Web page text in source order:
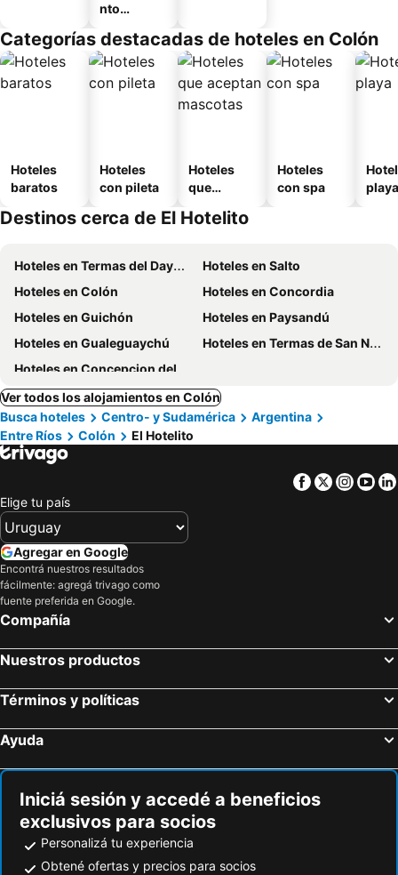
nto
Categorías destacadas de hoteles en Colón
Hoteles
baratos
Hoteles
con pileta
Hoteles
que
mascotas
Hoteles
con spa
playa
Destinos cerca de El Hotelito
Hoteles en Termas del Dayman
Hoteles en Salto
Hoteles en Colón
Hoteles en Concordia
Hoteles en Guichón
Hoteles en Paysandú
Hoteles en Gualeguaychú
Hoteles en Termas de San Nicanor
Hoteles en Concepcion del Uruguay
Ver todos los alojamientos en Colón
Busca hoteles
Centro- y Sudamérica
Argentina
Entre Ríos
Colón El Hotelito
Facebook
Twitter
Elige tu país
Agregar en Google
Encontrá nuestros resultados
fácilmente: agregá trivago como
fuente preferida en Google.
Compañía
Nuestros productos
Términos y políticas
Ayuda
Iniciá sesión y accedé a beneficios
exclusivos para socios
Personalizá tu experiencia
Obtené ofertas y precios para socios